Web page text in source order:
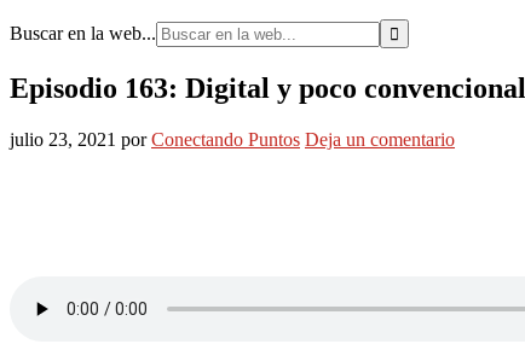
Buscar en la web...
Episodio 163: Digital y poco convencional
julio 23, 2021 porConectando Puntos Deja un comentario